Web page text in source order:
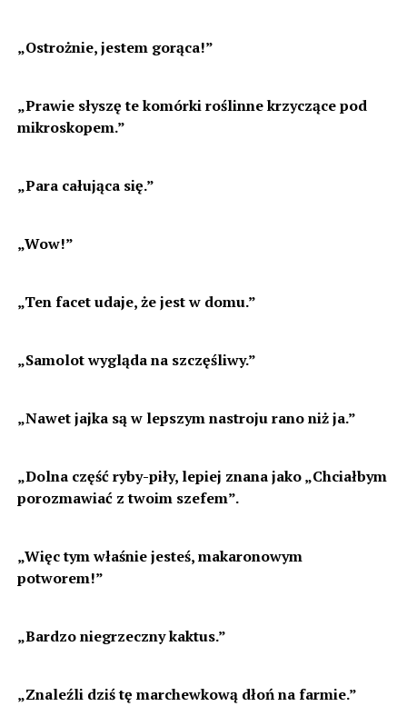
„Ostrożnie, jestem gorąca!”
„Prawie słyszę te komórki roślinne krzyczące pod
mikroskopem.”
„Para całująca się.”
„Wow!”
„Ten facet udaje, że jest w domu.”
„Samolot wygląda na szczęśliwy.”
„Nawet jajka są w lepszym nastroju rano niż ja.”
„Dolna część ryby-piły, lepiej znana jako „Chciałbym
porozmawiać z twoim szefem”.
„Więc tym właśnie jesteś, makaronowym
potworem!”
„Bardzo niegrzeczny kaktus.”
„Znaleźli dziś tę marchewkową dłoń na farmie.”